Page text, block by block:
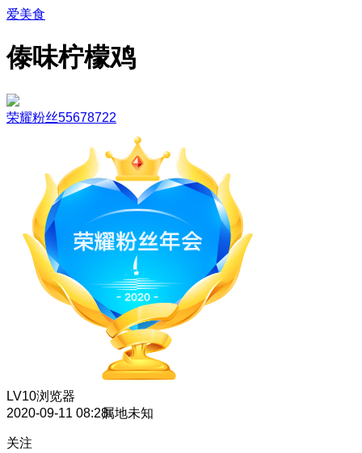
爱美食
傣味柠檬鸡
荣耀粉丝55678722
LV10浏览器
2020-09-11 08:28属地未知
关注